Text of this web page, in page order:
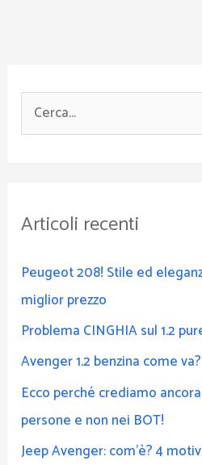
e
a
Articoli recenti
Peugeot 208! Stile ed
miglior prezzo
Problema CINGHIA sul 1.2
Avenger 1.2 benzina come va?
Ecco perché crediamo
persone e non nei BOT!
Jeep Avenger: com’è? 4